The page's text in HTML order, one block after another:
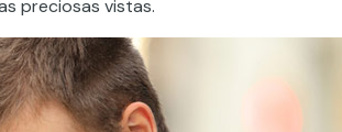
preciosas vistas.